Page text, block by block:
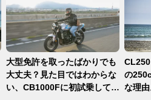
大型免許を取ったばかりでも
大丈夫？見た目ではわからな
い、CB1000Fに初試乗して感
の
な理